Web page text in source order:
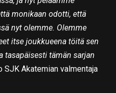
monikaan odotti, että
nyt olemme. Olemme
itse joukkueena töitä sen
tasapäisesti tämän sarjan
SJK Akatemian valmentaja